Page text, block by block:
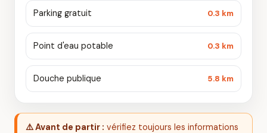
Parking gratuit 0.3 km
Point d'eau potable 0.3 km
Douche publique 5.8 km
⚠️ Avant de partir : vérifiez toujours les informations